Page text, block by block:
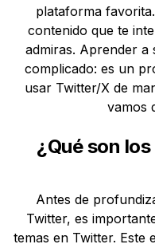
plataforma
contenido que te
admiras. Aprender a
complicado: es un
usar Twitter/X de
vamos
¿Qué son
Antes de
Twitter, es
temas en Twitter. Este